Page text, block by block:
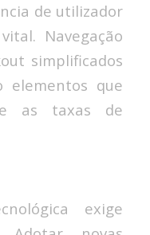
de utilizador
Navegação
simplificados
elementos que
as taxas de
exige